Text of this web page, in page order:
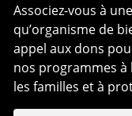
Associez-vous à
qu’organisme de
appel aux dons
nos programmes à
les familles et à